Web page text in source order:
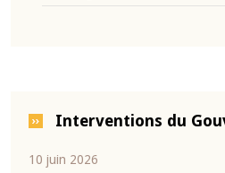
Interventions du
04 mars 2026